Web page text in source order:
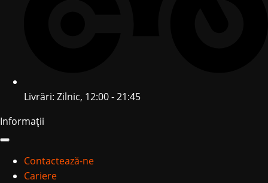
Livrări: Zilnic, 12:00 - 21:45
Informații
Contactează-ne
Cariere